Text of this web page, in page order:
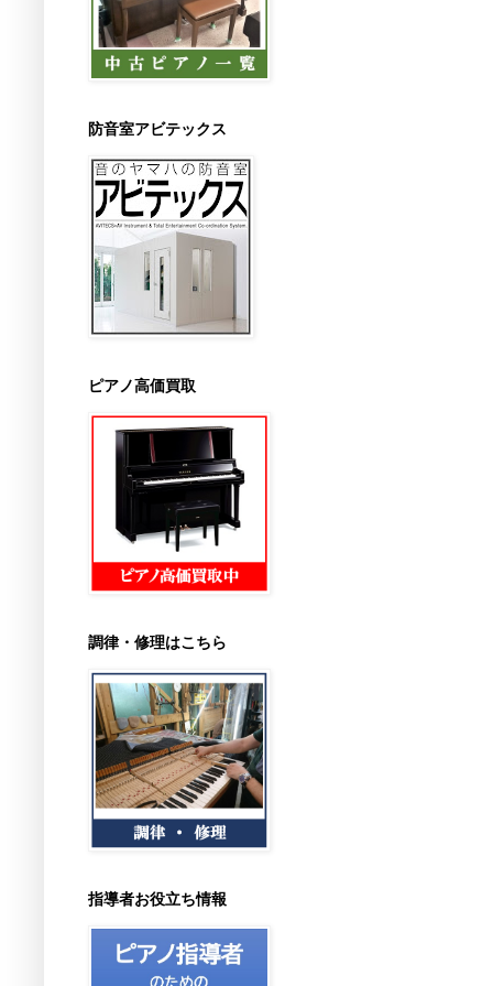
防音室アビテックス
ピアノ高価買取
調律・修理はこちら
指導者お役立ち情報